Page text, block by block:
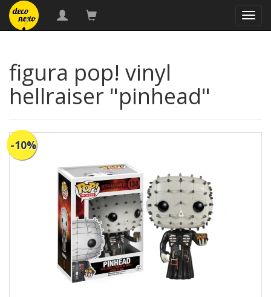
figura pop! vinyl
hellraiser "pinhead"
-10%